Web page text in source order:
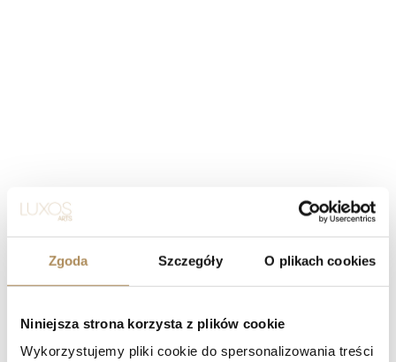
Zgoda Szczegóły O plikach cookies
Niniejsza strona korzysta z plików cookie
Wykorzystujemy pliki cookie do spersonalizowania treści